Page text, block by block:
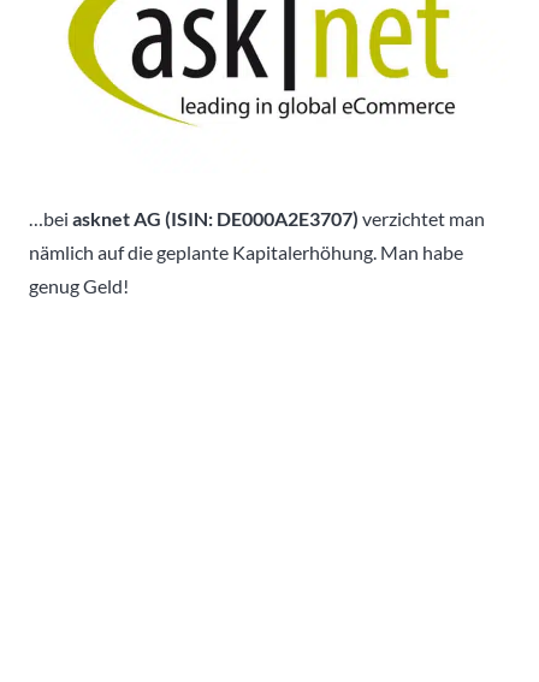
…bei asknet AG (ISIN: DE000A2E3707) verzichtet man
nämlich auf die geplante Kapitalerhöhung. Man habe
genug Geld!